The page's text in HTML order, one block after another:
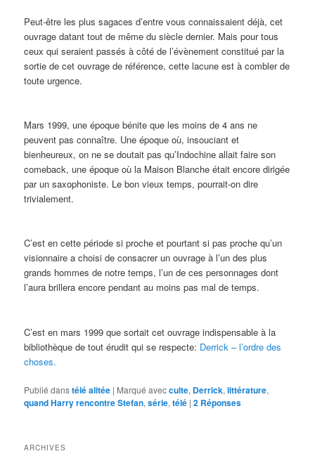
Peut-être les plus sagaces d’entre vous connaissaient déjà, cet
ouvrage datant tout de même du siècle dernier. Mais pour tous
ceux qui seraient passés à côté de l’évènement constitué par la
sortie de cet ouvrage de référence, cette lacune est à combler de
toute urgence.
Mars 1999, une époque bénite que les moins de 4 ans ne
peuvent pas connaître. Une époque où, insouciant et
bienheureux, on ne se doutait pas qu’Indochine allait faire son
comeback, une époque où la Maison Blanche était encore dirigée
par un saxophoniste. Le bon vieux temps, pourrait-on dire
trivialement.
C’est en cette période si proche et pourtant si pas proche qu’un
visionnaire a choisi de consacrer un ouvrage à l’un des plus
grands hommes de notre temps, l’un de ces personnages dont
l’aura brillera encore pendant au moins pas mal de temps.
C’est en mars 1999 que sortait cet ouvrage indispensable à la
bibliothèque de tout érudit qui se respecte: Derrick – l’ordre des
choses.
Publié danstélé alitée | Marqué avecculte, Derrick,littérature,
quand Harry rencontre Stefan,série,télé |2 Réponses
ARCHIVES